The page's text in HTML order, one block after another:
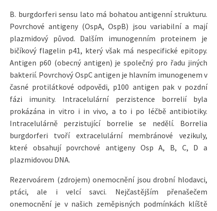
B. burgdorferi sensu lato má bohatou antigenní strukturu.
Povrchové antigeny (OspA, OspB) jsou variabilní a mají
plazmidový původ. Dalším imunogenním proteinem je
bičíkový flagelin p41, který však má nespecifické epitopy.
Antigen p60 (obecný antigen) je společný pro řadu jiných
bakterií. Povrchový OspC antigen je hlavním imunogenem v
časné protilátkové odpovědi, p100 antigen pak v pozdní
fázi imunity. Intracelulární perzistence borrelií byla
prokázána in vitro i in vivo, a to i po léčbě antibiotiky.
Intracelulárně perzistující borrelie se nedělí. Borrelia
burgdorferi tvoří extracelulární membránové vezikuly,
které obsahují povrchové antigeny Osp A, B, C, D a
plazmidovou DNA.
Rezervoárem (zdrojem) onemocnění jsou drobní hlodavci,
ptáci, ale i velcí savci. Nejčastějším přenašečem
onemocnění je v našich zeměpisných podmínkách klíště